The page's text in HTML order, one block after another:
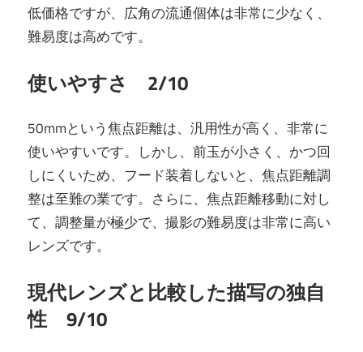
低価格ですが、広角の流通個体は非常に少なく、
難易度は高めです。
使いやすさ 2/10
50mmという焦点距離は、汎用性が高く、非常に
使いやすいです。しかし、前玉が小さく、かつ回
しにくいため、フード装着しないと、焦点距離調
整は至難の業です。さらに、焦点距離移動に対し
て、調整量が極少で、撮影の難易度は非常に高い
レンズです。
現代レンズと比較した描写の独自
性 9/10